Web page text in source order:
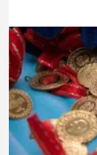
29.09.2023